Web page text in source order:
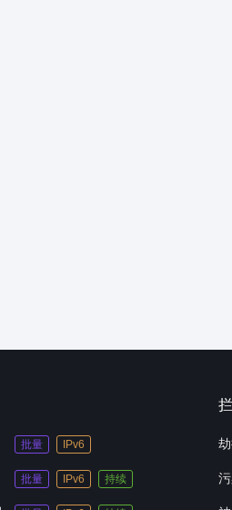
批量 IPv6
批量 IPv6 持续